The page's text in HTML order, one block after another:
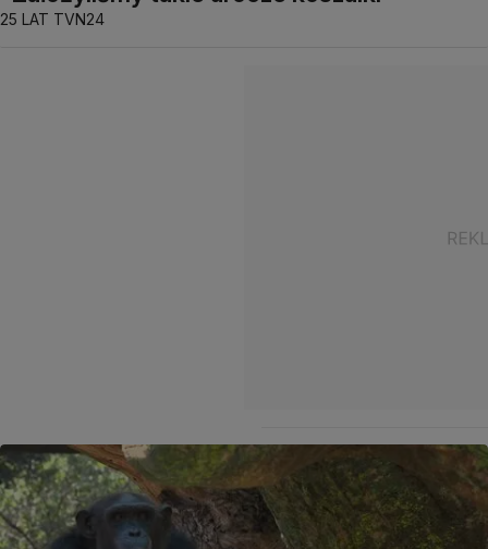
25 LAT TVN24